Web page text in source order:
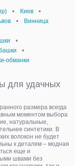
• Киев
•
• Винница
•
•
обманки
для удачных
размера всегда
моментом выбора
натуральные,
синтетики. В
волокон не будет
к деталям – модная
еще и
швами без